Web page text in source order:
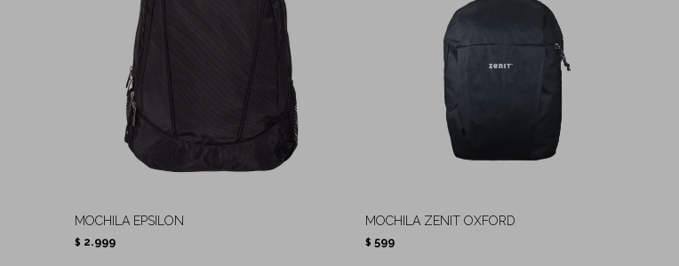
MOCHILA EPSILON
$ 2.999
MOCHILA ZENIT OXFORD
$ 599